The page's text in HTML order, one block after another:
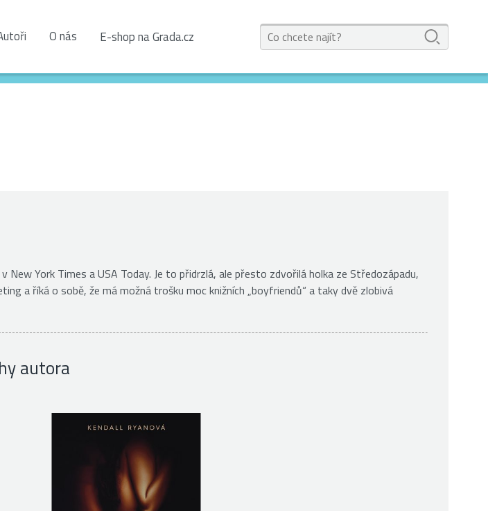
O nás E-shop na Grada.cz
York Times a USA Today. Je to přidrzlá, ale přesto zdvořilá holka ze Středozápadu,
a říká o sobě, že má možná trošku moc knižních „boyfriendů“ a taky dvě zlobivá
autora